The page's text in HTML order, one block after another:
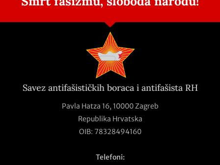
Savez antifašističkih boraca i antifašista RH
Pavla Hatza 16, 10000 Zagreb
Republika Hrvatska
OIB: 78328494160
Telefoni: